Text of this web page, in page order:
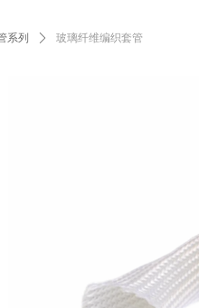
系列 ꄲ 玻璃纤维编织套管